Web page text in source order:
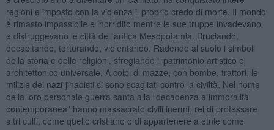
regioni e imposto con la violenza il proprio credo di morte. Il mondo
è rimasto impassibile e inorridito mentre le sue truppe invadevano
e distruggevano le città dell'antica Mesopotamia. Bruciando,
decapitando, torturando, violentando. Radendo al suolo i simboli
della storia e delle religioni, sfregiando il patrimonio artistico e
architettonico universale. A colpi di mazze, con bombe, trattori, le
milizie dei nazi-jihadisti si sono scagliati contro la civiltà. Nel nome
della loro personale guerra santa alla “decadenza e immoralità
contemporanea” hanno massacrato civili inermi, rei di professare
altri culti, come quello cristiano o di appartenere a etnie come